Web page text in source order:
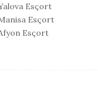
Esçort
Esçort
Esçort